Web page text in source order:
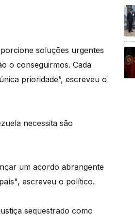
soluções urgentes
o conseguirmos. Cada
prioridade”, escreveu o
necessita são
um acordo abrangente
escreveu o político.
sequestrado como